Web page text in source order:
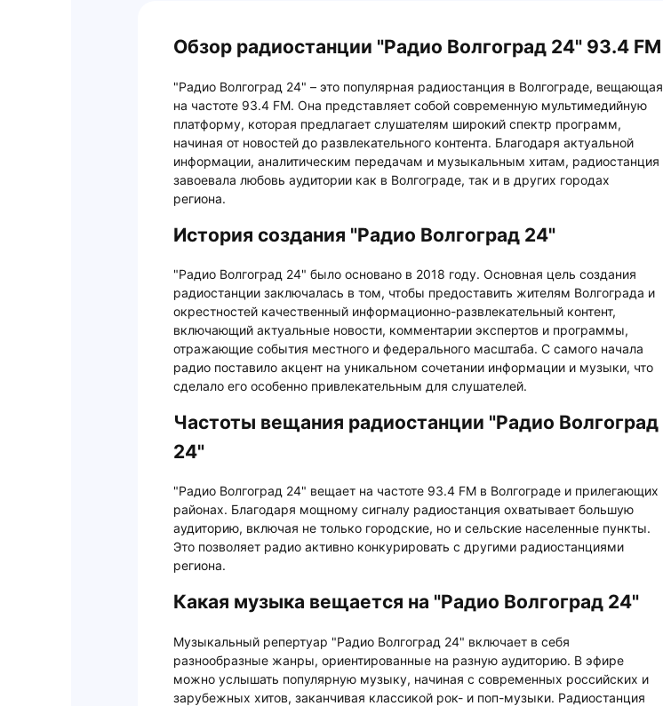
Обзор радиостанции "Радио Волгоград 24" 93.4 FM
"Радио Волгоград 24" – это популярная радиостанция в Волгограде, вещающая
на частоте 93.4 FM. Она представляет собой современную мультимедийную
платформу, которая предлагает слушателям широкий спектр программ,
начиная от новостей до развлекательного контента. Благодаря актуальной
информации, аналитическим передачам и музыкальным хитам, радиостанция
завоевала любовь аудитории как в Волгограде, так и в других городах
региона.
История создания "Радио Волгоград 24"
"Радио Волгоград 24" было основано в 2018 году. Основная цель создания
радиостанции заключалась в том, чтобы предоставить жителям Волгограда и
окрестностей качественный информационно-развлекательный контент,
включающий актуальные новости, комментарии экспертов и программы,
отражающие события местного и федерального масштаба. С самого начала
радио поставило акцент на уникальном сочетании информации и музыки, что
сделало его особенно привлекательным для слушателей.
Частоты вещания радиостанции "Радио Волгоград
24"
"Радио Волгоград 24" вещает на частоте 93.4 FM в Волгограде и прилегающих
районах. Благодаря мощному сигналу радиостанция охватывает большую
аудиторию, включая не только городские, но и сельские населенные пункты.
Это позволяет радио активно конкурировать с другими радиостанциями
региона.
Какая музыка вещается на "Радио Волгоград 24"
Музыкальный репертуар "Радио Волгоград 24" включает в себя
разнообразные жанры, ориентированные на разную аудиторию. В эфире
можно услышать популярную музыку, начиная с современных российских и
зарубежных хитов, заканчивая классикой рок- и поп-музыки. Радиостанция